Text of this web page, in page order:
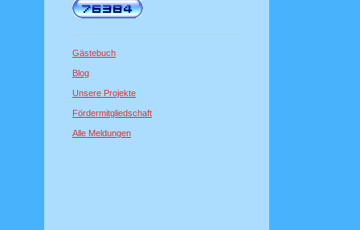
Gästebuch
Blog
Unsere Projekte
Fördermitgliedschaft
Alle Meldungen